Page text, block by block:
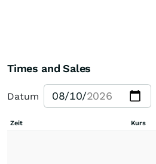
Times and Sales
Datum
Zeit Kurs